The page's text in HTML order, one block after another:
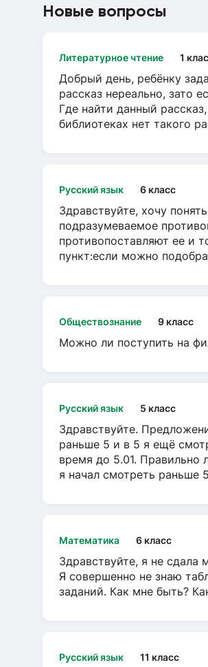
Новые вопросы
Литературное чтение 1
Добрый день, ребёнку
рассказ нереально, зато
Где найти данный
библиотеках нет такого
Русский язык 6 класс
Здравствуйте, хочу
подразумеваемое
противопоставляют ее и
пункт:если можно
Обществознание 9 класс
Можно ли поступить на
Русский язык 5 класс
Здравствуйте.
раньше 5 и в 5 я ещё
время до 5.01. Правильно
я начал смотреть раньше
Математика 6 класс
Здравствуйте, я не сдала
Я совершенно не знаю
заданий. Как мне быть?
Русский язык 11 класс